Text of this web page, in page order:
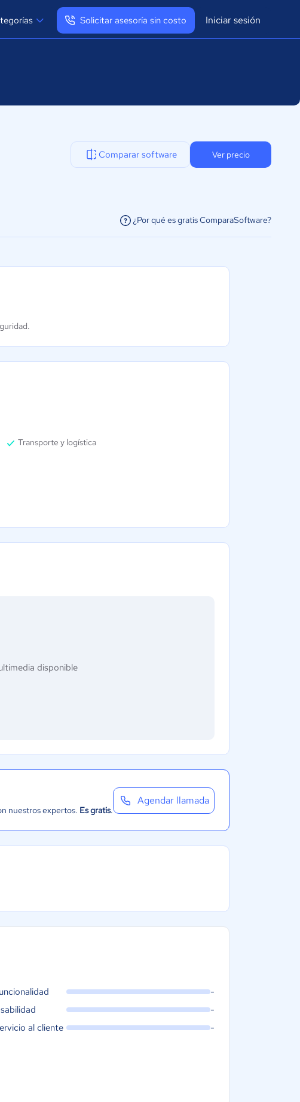
Solicitar asesoría sin costo Iniciar sesión
Comparar software Ver precio
¿Por qué es gratis ComparaSoftware?
Transporte y logística
disponible
nuestros expertos. Es gratis.
Agendar llamada
-
-
al cliente
-